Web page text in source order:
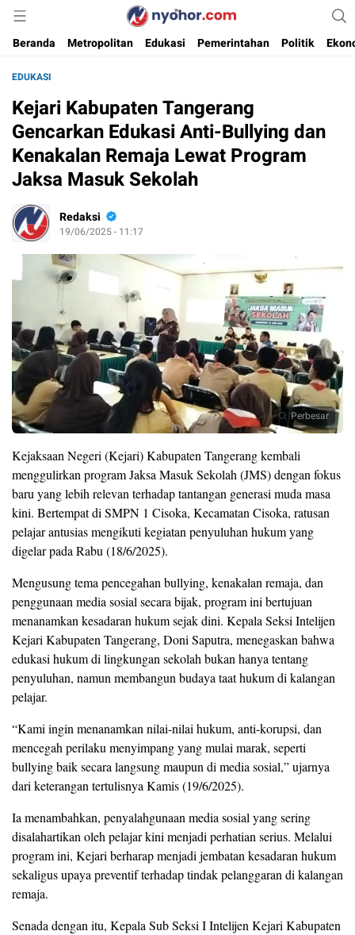
Nyohor.com
Media Informasi Ternyohor
Beranda
Metropolitan Edukasi Pemerintahan Politik
EDUKASI
Kejari Kabupaten Tangerang
Gencarkan Edukasi Anti-Bullying dan
Kenakalan Remaja Lewat Program
Jaksa Masuk Sekolah
Redaksi
19/06/2025 - 11:17
Perbesar
Kejaksaan Negeri (Kejari) Kabupaten Tangerang kembali
menggulirkan program Jaksa Masuk Sekolah (JMS) dengan fokus
baru yang lebih relevan terhadap tantangan generasi muda masa
kini. Bertempat di SMPN 1 Cisoka, Kecamatan Cisoka, ratusan
pelajar antusias mengikuti kegiatan penyuluhan hukum yang
digelar pada Rabu (18/6/2025).
Mengusung tema pencegahan bullying, kenakalan remaja, dan
penggunaan media sosial secara bijak, program ini bertujuan
menanamkan kesadaran hukum sejak dini. Kepala Seksi Intelijen
Kejari Kabupaten Tangerang, Doni Saputra, menegaskan bahwa
edukasi hukum di lingkungan sekolah bukan hanya tentang
penyuluhan, namun membangun budaya taat hukum di kalangan
pelajar.
“Kami ingin menanamkan nilai-nilai hukum, anti-korupsi, dan
mencegah perilaku menyimpang yang mulai marak, seperti
bullying baik secara langsung maupun di media sosial,” ujarnya
dari keterangan tertulisnya Kamis (19/6/2025).
Ia menambahkan, penyalahgunaan media sosial yang sering
disalahartikan oleh pelajar kini menjadi perhatian serius. Melalui
program ini, Kejari berharap menjadi jembatan kesadaran hukum
sekaligus upaya preventif terhadap tindak pelanggaran di kalangan
remaja.
Senada dengan itu, Kepala Sub Seksi I Intelijen Kejari Kabupaten